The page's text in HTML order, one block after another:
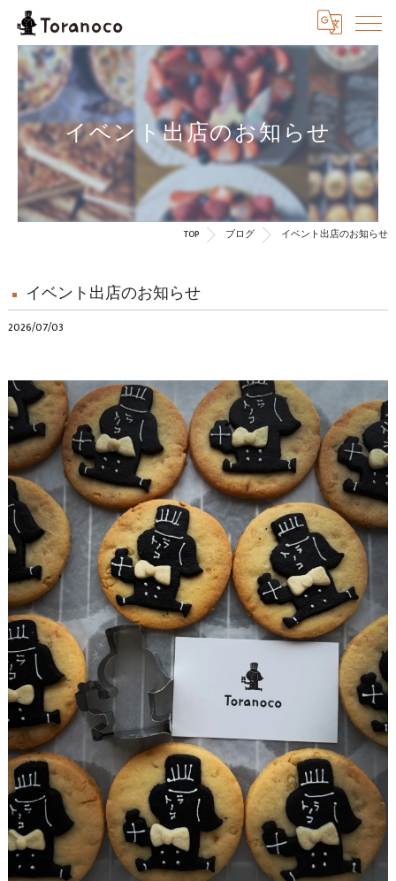
イベント出店のお知らせ
TOP ブログ イベント出店のお知らせ
イベント出店のお知らせ
2026/07/03